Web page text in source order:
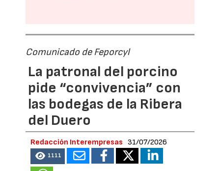
Comunicado de Feporcyl
La patronal del porcino
pide “convivencia” con
las bodegas de la Ribera
del Duero
Redacción Interempresas 31/07/2026
1111